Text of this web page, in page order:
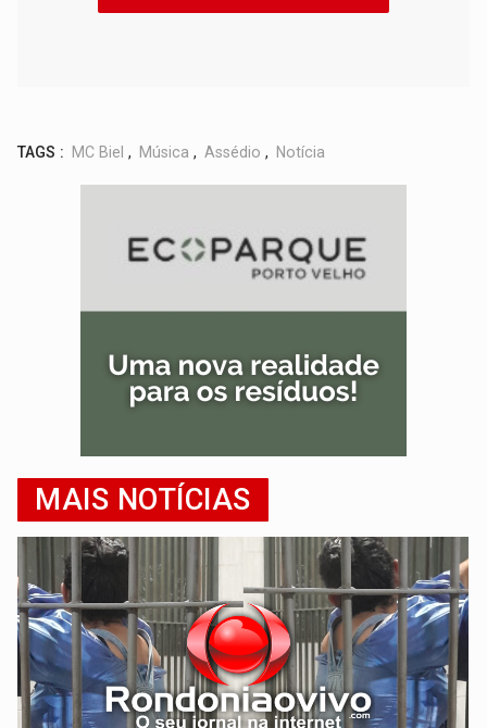
TAGS : MC Biel , Música , Assédio , Notícia
MAIS NOTÍCIAS